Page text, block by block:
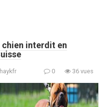
chien interdit en
haykfr 0 36 vues